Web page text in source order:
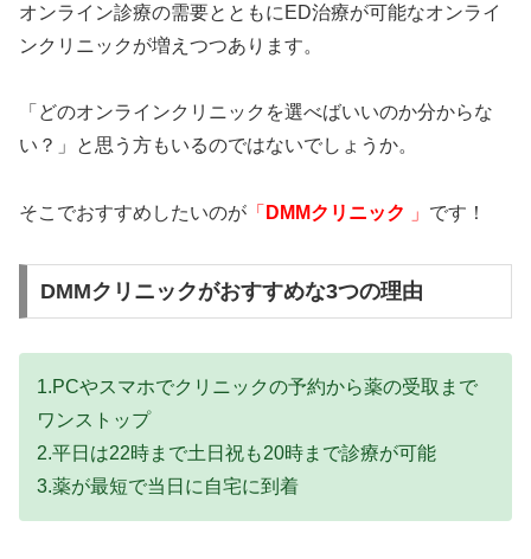
オンライン診療の需要とともにED治療が可能なオンライ
ンクリニックが増えつつあります。
「どのオンラインクリニックを選べばいいのか分からな
い？」と思う方もいるのではないでしょうか。
そこでおすすめしたいのが 「 DMMクリニック 」 です！
DMMクリニックがおすすめな3つの理由
1.PCやスマホでクリニックの予約から薬の受取まで
ワンストップ
2.平日は22時まで土日祝も20時まで診療が可能
3.薬が最短で当日に自宅に到着